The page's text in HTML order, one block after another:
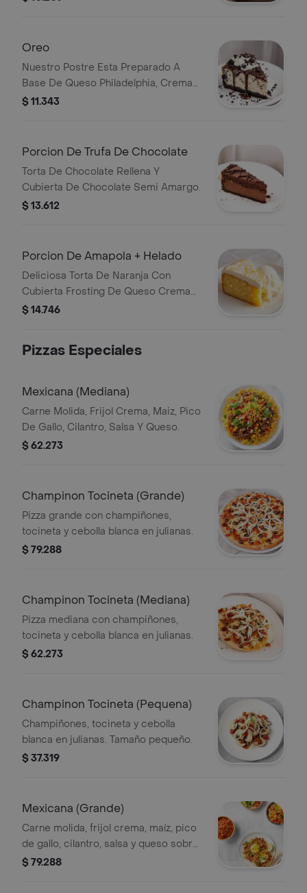
Oreo
Nuestro Postre Esta Preparado A
Base De Queso Philadelphia, Crema
De Leche Y Leche Condensada Con
$ 11.343
Porcion De Trufa De Chocolate
Torta De Chocolate Rellena Y
Cubierta De Chocolate Semi Amargo.
$ 13.612
Porcion De Amapola + Helado
Deliciosa Torta De Naranja Con
Cubierta Frosting De Queso Crema
Agridulce Y Semillas De Amapola Mas
$ 14.746
Pizzas Especiales
Mexicana (Mediana)
Carne Molida, Frijol Crema, Maiz, Pico
De Gallo, Cilantro, Salsa Y Queso.
$ 62.273
Champinon Tocineta (Grande)
Pizza grande con champiñones,
tocineta y cebolla blanca en julianas.
$ 79.288
Champinon Tocineta (Mediana)
Pizza mediana con champiñones,
tocineta y cebolla blanca en julianas.
$ 62.273
Champinon Tocineta (Pequena)
Champiñones, tocineta y cebolla
blanca en julianas. Tamaño pequeño.
$ 37.319
Mexicana (Grande)
Carne molida, frijol crema, maíz, pico
de gallo, cilantro, salsa y queso sobre
tortilla grande.
$ 79.288